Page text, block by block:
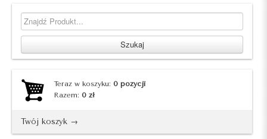
Teraz w koszyku: 0 pozycji
Razem: 0 zł
Twój koszyk →